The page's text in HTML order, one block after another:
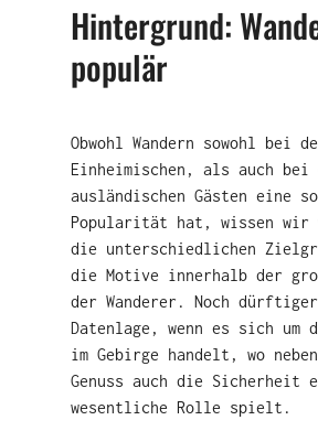
Hintergrund:
populär
Obwohl Wandern sowohl bei
Einheimischen, als auch bei
ausländischen Gästen eine
Popularität hat, wissen wir
die unterschiedlichen
die Motive innerhalb der
der Wanderer. Noch
Datenlage, wenn es sich um
im Gebirge handelt, wo
Genuss auch die Sicherheit
wesentliche Rolle spielt.